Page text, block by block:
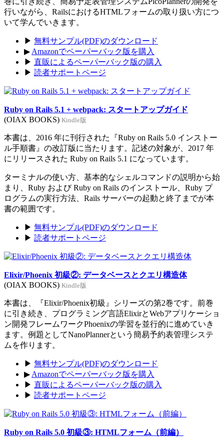
行いながら、RailsにおけるHTMLフォームの取り扱い方につ
いて学んでいきます。
▶ 無料サンプル(PDF)のダウンロード
▶ Amazonでペーパーバック版を購入
▶ 直販によるペーパーバック版の購入
▶ 読者サポートページ
Ruby on Rails 5.1 + webpack: スタートアップガイド
(OIAX BOOKS) Kindle版
本書は、2016 年に刊行された『Ruby on Rails 5.0 インストー
ル手順書』の改訂版に当たります。記述の対象が、2017 年
にリリースされた Ruby on Rails 5.1 になっています。
ターミナルの使い方、基本的なシェルコマンドの説明から始
まり、Ruby および Ruby on Rails のインストール、Ruby プ
ログラムの実行方法、Rails サーバーの起動と終了までが本
書の範囲です。
▶ 無料サンプル(PDF)のダウンロード
▶ 読者サポートページ
Elixir/Phoenix 初級②: データベースとクエリ構造体
(OIAX BOOKS) Kindle版
本書は、『Elixir/Phoenix初級』シリーズの第2巻です。前巻
に引き続き、プログラミング言語ElixirとWebアプリケーショ
ン開発フレームワークPhoenixの学習を並行的に進めていき
ます。例題としてNanoPlannerという簡易予約表管理システ
ムを作ります。
▶ 無料サンプル(PDF)のダウンロード
▶ Amazonでペーパーバック版を購入
▶ 直販によるペーパーバック版の購入
▶ 読者サポートページ
Ruby on Rails 5.0 初級③: HTMLフォーム（前編）